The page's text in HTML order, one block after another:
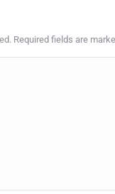
Required fields are